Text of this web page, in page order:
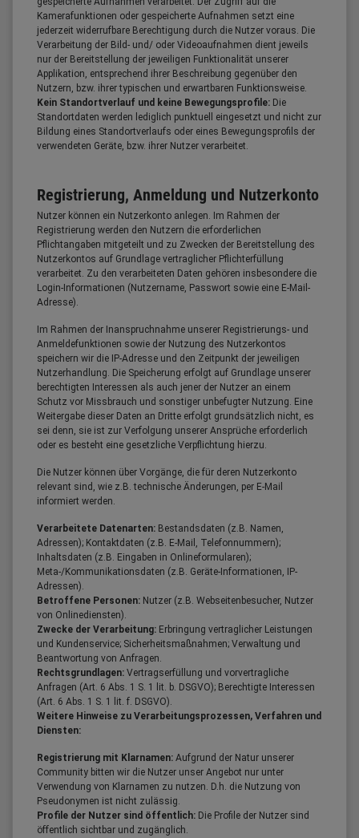
Kamerafunktionen oder gespeicherte Aufnahmen setzt eine
jederzeit widerrufbare Berechtigung durch die Nutzer voraus. Die
Verarbeitung der Bild- und/ oder Videoaufnahmen dient jeweils
nur der Bereitstellung der jeweiligen Funktionalität unserer
Applikation, entsprechend ihrer Beschreibung gegenüber den
Nutzern, bzw. ihrer typischen und erwartbaren Funktionsweise.
Kein Standortverlauf und keine Bewegungsprofile: Die
Standortdaten werden lediglich punktuell eingesetzt und nicht zur
Bildung eines Standortverlaufs oder eines Bewegungsprofils der
verwendeten Geräte, bzw. ihrer Nutzer verarbeitet.
Registrierung, Anmeldung und Nutzerkonto
Nutzer können ein Nutzerkonto anlegen. Im Rahmen der
Registrierung werden den Nutzern die erforderlichen
Pflichtangaben mitgeteilt und zu Zwecken der Bereitstellung des
Nutzerkontos auf Grundlage vertraglicher Pflichterfüllung
verarbeitet. Zu den verarbeiteten Daten gehören insbesondere die
Login-Informationen (Nutzername, Passwort sowie eine E-Mail-
Adresse).
Im Rahmen der Inanspruchnahme unserer Registrierungs- und
Anmeldefunktionen sowie der Nutzung des Nutzerkontos
speichern wir die IP-Adresse und den Zeitpunkt der jeweiligen
Nutzerhandlung. Die Speicherung erfolgt auf Grundlage unserer
berechtigten Interessen als auch jener der Nutzer an einem
Schutz vor Missbrauch und sonstiger unbefugter Nutzung. Eine
Weitergabe dieser Daten an Dritte erfolgt grundsätzlich nicht, es
sei denn, sie ist zur Verfolgung unserer Ansprüche erforderlich
oder es besteht eine gesetzliche Verpflichtung hierzu.
Die Nutzer können über Vorgänge, die für deren Nutzerkonto
relevant sind, wie z.B. technische Änderungen, per E-Mail
informiert werden.
Verarbeitete Datenarten: Bestandsdaten (z.B. Namen,
Adressen); Kontaktdaten (z.B. E-Mail, Telefonnummern);
Inhaltsdaten (z.B. Eingaben in Onlineformularen);
Meta-/Kommunikationsdaten (z.B. Geräte-Informationen, IP-
Adressen).
Betroffene Personen: Nutzer (z.B. Webseitenbesucher, Nutzer
von Onlinediensten).
Zwecke der Verarbeitung: Erbringung vertraglicher Leistungen
und Kundenservice; Sicherheitsmaßnahmen; Verwaltung und
Beantwortung von Anfragen.
Rechtsgrundlagen: Vertragserfüllung und vorvertragliche
Anfragen (Art. 6 Abs. 1 S. 1 lit. b. DSGVO); Berechtigte Interessen
(Art. 6 Abs. 1 S. 1 lit. f. DSGVO).
Weitere Hinweise zu Verarbeitungsprozessen, Verfahren und
Diensten:
Registrierung mit Klarnamen: Aufgrund der Natur unserer
Community bitten wir die Nutzer unser Angebot nur unter
Verwendung von Klarnamen zu nutzen. D.h. die Nutzung von
Pseudonymen ist nicht zulässig.
Profile der Nutzer sind öffentlich: Die Profile der Nutzer sind
öffentlich sichtbar und zugänglich.